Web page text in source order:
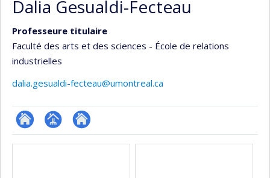
Dalia Gesualdi-Fecteau
Professeure titulaire
Faculté des arts et des sciences - École de relations
industrielles
dalia.gesualdi-fecteau@umontreal.ca
ResearchGate
Page Autre
Media